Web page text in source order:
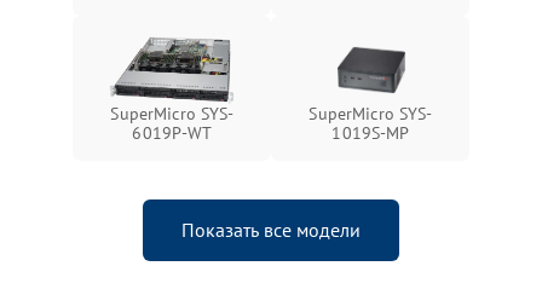
SuperMicro SYS-
6019P-WT
SuperMicro SYS-
1019S-MP
Показать все модели